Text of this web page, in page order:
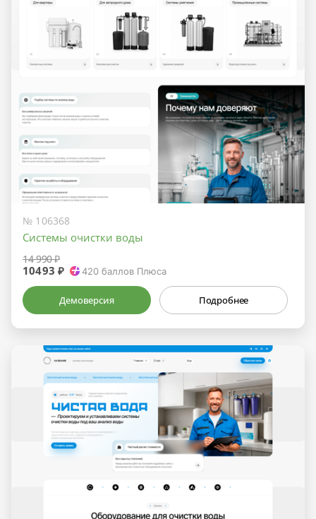
№ 106368
Системы очистки воды
14 990 ₽
10493 ₽ 420 баллов Плюса
Демоверсия Подробнее